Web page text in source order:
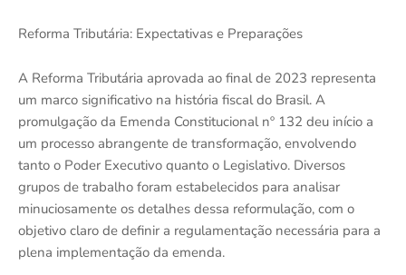
Reforma Tributária: Expectativas e Preparações
A Reforma Tributária aprovada ao final de 2023 representa
um marco significativo na história fiscal do Brasil. A
promulgação da Emenda Constitucional nº 132 deu início a
um processo abrangente de transformação, envolvendo
tanto o Poder Executivo quanto o Legislativo. Diversos
grupos de trabalho foram estabelecidos para analisar
minuciosamente os detalhes dessa reformulação, com o
objetivo claro de definir a regulamentação necessária para a
plena implementação da emenda.